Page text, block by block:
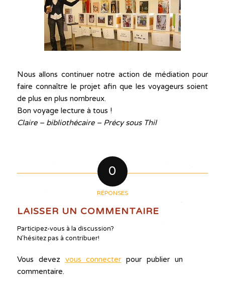
Nous allons continuer notre action de médiation pour
faire connaître le projet afin que les voyageurs soient
de plus en plus nombreux.
Bon voyage lecture à tous !
Claire – bibliothécaire – Précy sous Thil
0
RÉPONSES
LAISSER UN COMMENTAIRE
Participez-vous à la discussion?
N'hésitez pas à contribuer!
Vous devez vous connecter pour publier un
commentaire.